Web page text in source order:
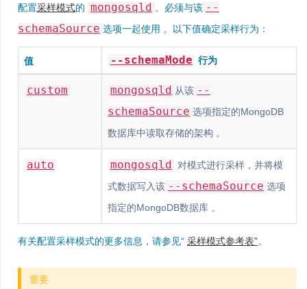
配置采样模式的 mongosqld 。必须与该 --
schemaSource 选项一起使用 。以下值确定采样行为：
值 --schemaMode 行为
custom mongosqld 从该 --
schemaSource 选项指定的MongoDB
数据库中读取存储的架构 。
auto mongosqld
对模式进行采样，并将模
式数据写入该 --schemaSource 选项
指定的MongoDB数据库 。
有关配置采样模式的更多信息，请参见“ 采样模式参考表”。
重要